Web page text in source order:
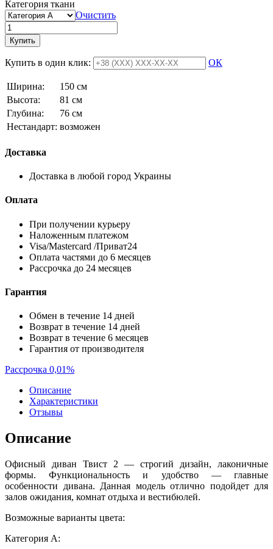
Категория ткани
Очистить
Купить
Купить в один клик: ОК
Ширина:
150 см
Высота:
81 см
Глубина:
76 см
Нестандарт: возможен
Доставка
Доставка в любой город Украины
Оплата
При получении курьеру
Наложенным платежом
Visa/Mastercard /Приват24
Оплата частями до 6 месяцев
Рассрочка до 24 месяцев
Гарантия
Обмен в течение 14 дней
Возврат в течение 14 дней
Возврат в течение 6 месяцев
Гарантия от производителя
Рассрочка 0,01%
Описание
Характеристики
Отзывы
Описание
Офисный диван Твист 2 — строгий дизайн, лаконичные
формы. Функциональность и удобство — главные
особенности дивана. Данная модель отлично подойдет для
залов ожидания, комнат отдыха и вестибюлей.
Возможные варианты цвета:
Категория A: